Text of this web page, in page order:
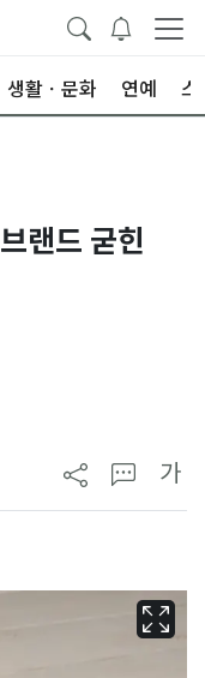
생활ㆍ문화 연예 스
랜드 굳힌
가